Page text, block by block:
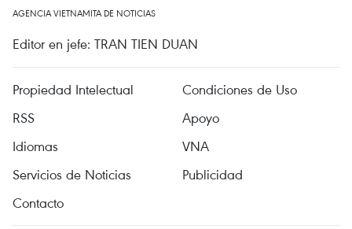
AGENCIA VIETNAMITA DE NOTICIAS
Editor en jefe: TRAN TIEN DUAN
Propiedad Intelectual
Condiciones de Uso
RSS
Apoyo
Idiomas
VNA
Servicios de Noticias
Publicidad
Contacto